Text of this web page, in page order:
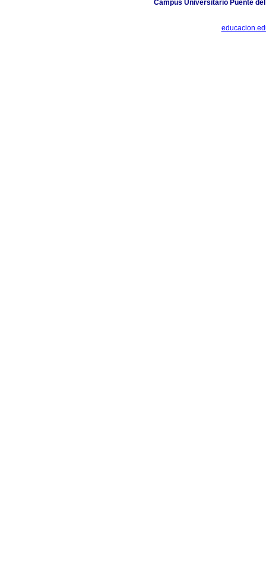
Campus Universitario Puente